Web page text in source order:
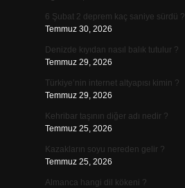
6 Şubat 2 deprem kaç saniye sürdü ?
Temmuz 30, 2026
Denizde kıyıdan nasıl balık tutulur ?
Temmuz 29, 2026
Türkiye’nin internet altyapısı kimin ?
Temmuz 29, 2026
Kehribar taşının diğer adı nedir ?
Temmuz 25, 2026
Kazakların soyu nereden gelir ?
Temmuz 25, 2026
Almanca hangi dil kökeni ?